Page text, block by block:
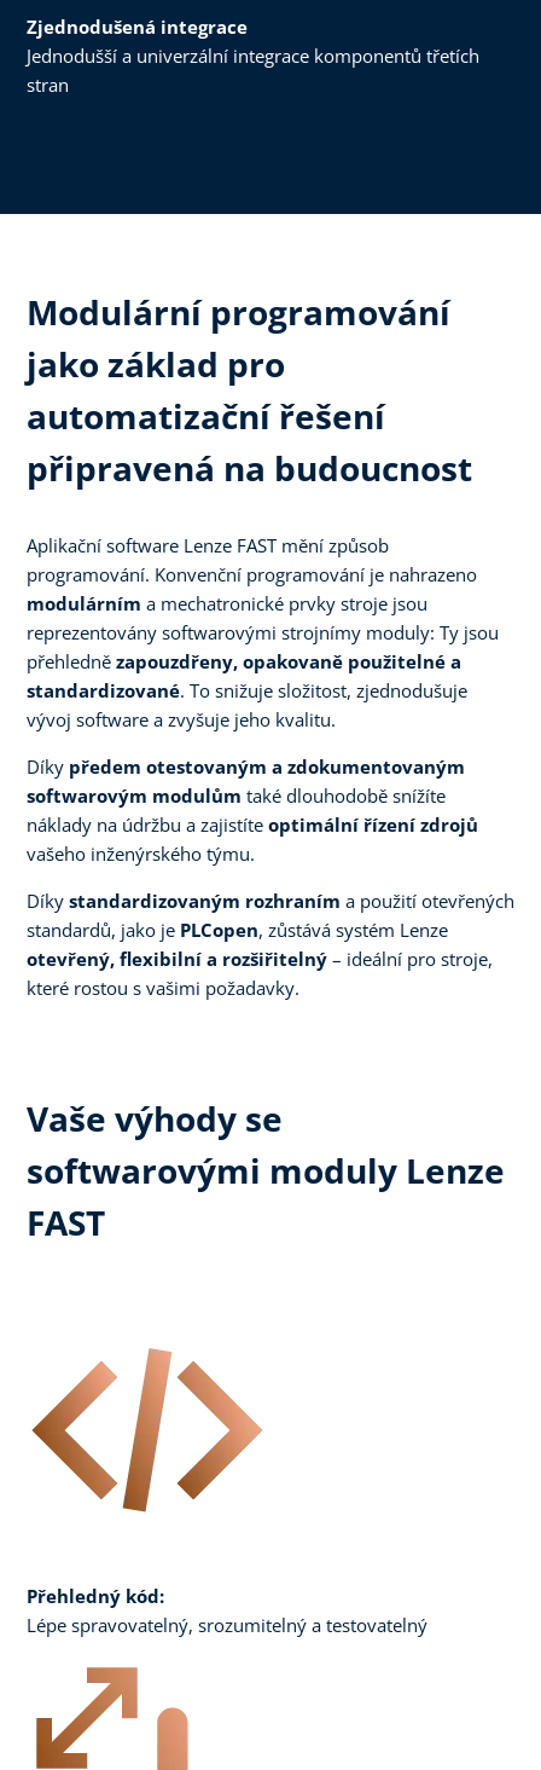
Zjednodušená integrace
Jednodušší a univerzální integrace komponentů třetích
stran
Modulární programování
jako základ pro
automatizační řešení
připravená na budoucnost
Aplikační software Lenze FAST mění způsob
programování. Konvenční programování je nahrazeno
modulárním a mechatronické prvky stroje jsou
reprezentovány softwarovými strojnímy moduly: Ty jsou
přehledně zapouzdřeny, opakovaně použitelné a
standardizované. To snižuje složitost, zjednodušuje
vývoj software a zvyšuje jeho kvalitu.
Díky předem otestovaným a zdokumentovaným
softwarovým modulům také dlouhodobě snížíte
náklady na údržbu a zajistíte optimální řízení zdrojů
vašeho inženýrského týmu.
Díky standardizovaným rozhraním a použití otevřených
standardů, jako je PLCopen, zůstává systém Lenze
otevřený, flexibilní a rozšiřitelný – ideální pro stroje,
které rostou s vašimi požadavky.
Vaše výhody se
softwarovými moduly Lenze
FAST
Přehledný kód:
Lépe spravovatelný, srozumitelný a testovatelný